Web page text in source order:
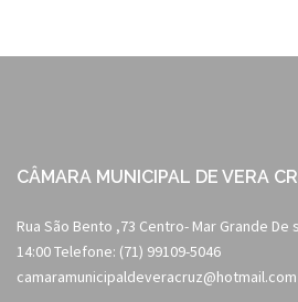
CÂMARA MUNICIPAL DE VERA
Rua São Bento ,73 Centro- Mar Grande De
14:00 Telefone: (71) 99109-5046
camaramunicipaldeveracruz@hotmail.com